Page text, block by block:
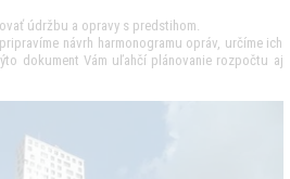
údržbu a opravy s predstihom.
návrh harmonogramu opráv, určíme ich
dokument Vám uľahčí plánovanie rozpočtu aj